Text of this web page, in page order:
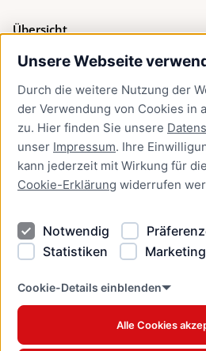
Unsere Webseite
Durch die weitere Nutzung der
der Verwendung von Cookies in
zu. Hier finden Sie unsere
unser Impressum. Ihre
kann jederzeit mit Wirkung für
Cookie-Erklärung widerrufen
Notwendig
Statistiken
Marketing
Cookie-Details einblenden
Alle Cookies
Übersicht
Bürgerservice
Presse
Newsletter Lübeck:kompakt
Kontakt
Kontakt
Datenschutzhinweise
Barrierefreiheit
Cookie Erklärung
www.luebeck.de